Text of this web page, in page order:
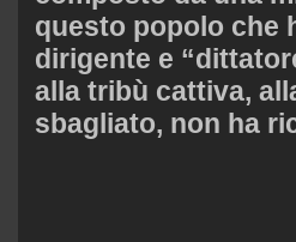
questo popolo che
dirigente e
alla tribù cattiva,
sbagliato, non ha